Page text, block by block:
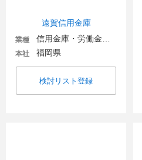
遠賀信用金庫
業種
本社 福岡県
検討リスト登録